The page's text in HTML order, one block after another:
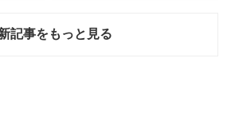
記事をもっと見る